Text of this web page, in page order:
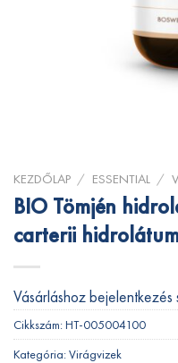
KEZDŐLAP / ESSENTIAL /
BIO Tömjén
carterii
Vásárláshoz bejelentkezés
Cikkszám:HT-005004100
Kategória:Virágvizek